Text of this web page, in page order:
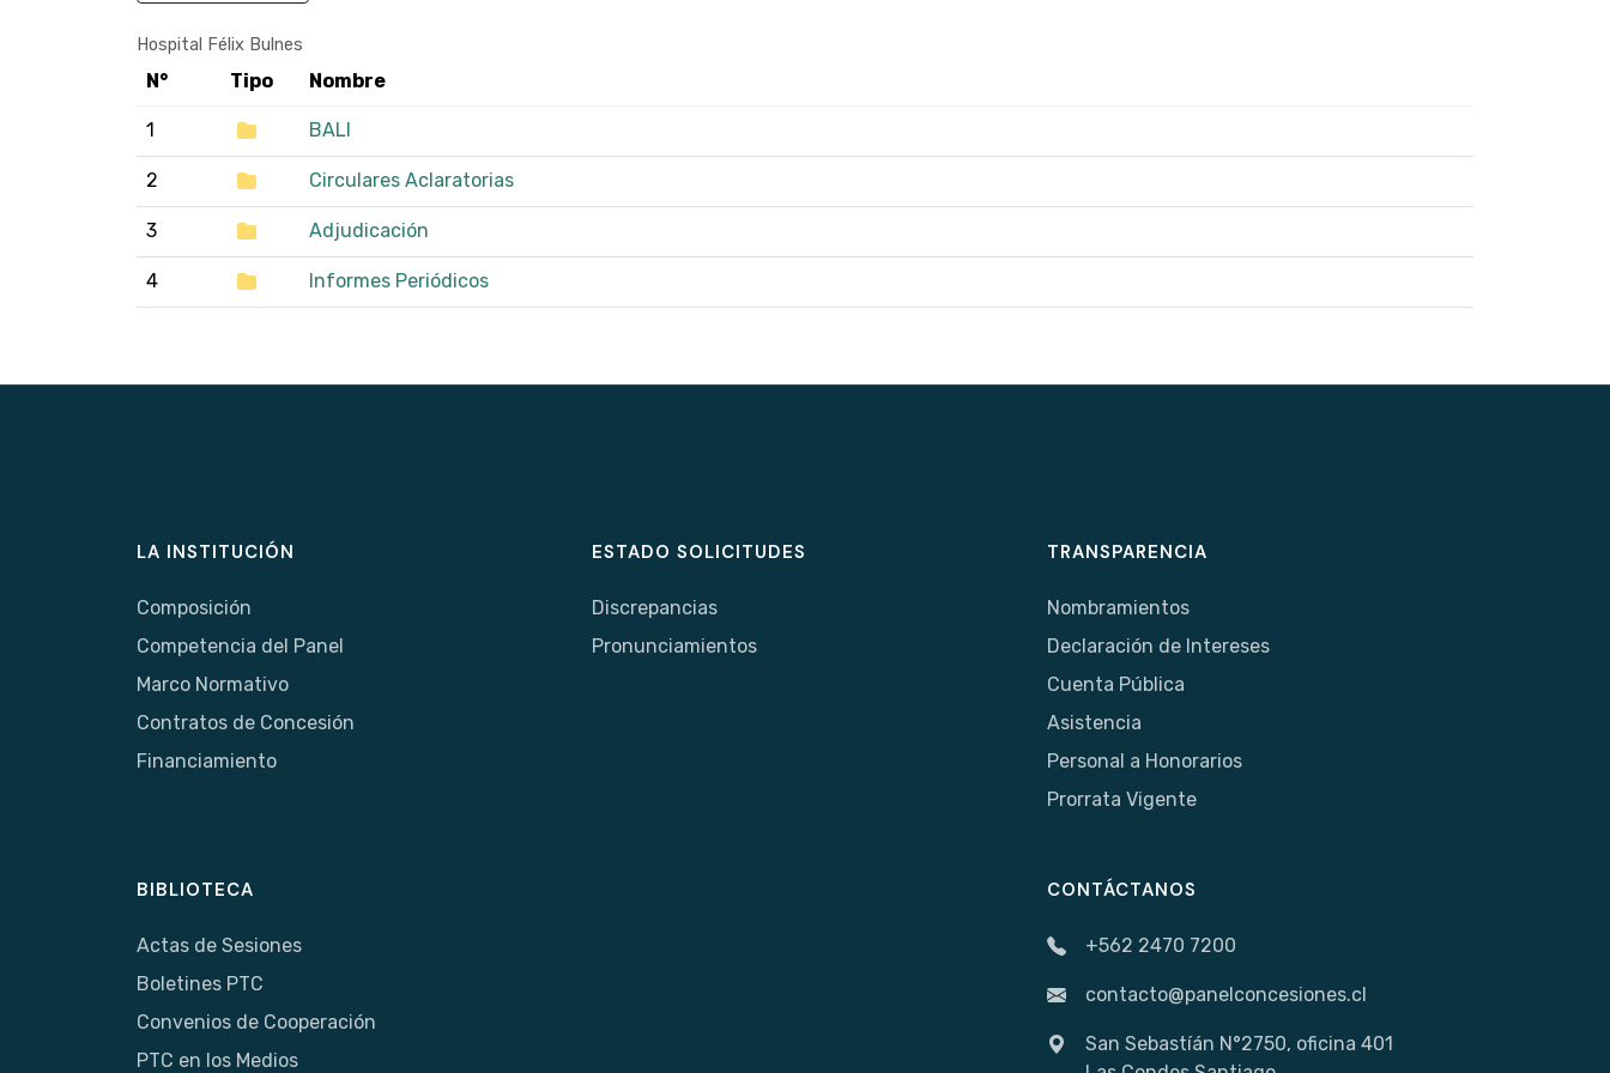
Hospital Félix Bulnes
N° Tipo Nombre
1 BALI
2 Circulares Aclaratorias
3 Adjudicación
4 Informes Periódicos
LA INSTITUCIÓN
Composición
Competencia del Panel
Marco Normativo
Contratos de Concesión
Financiamiento
ESTADO SOLICITUDES
Discrepancias
Pronunciamientos
TRANSPARENCIA
Nombramientos
Declaración de Intereses
Cuenta Pública
Asistencia
Personal a Honorarios
Prorrata Vigente
BIBLIOTECA
Actas de Sesiones
Boletines PTC
Convenios de Cooperación
PTC en los Medios
CONTÁCTANOS
+562 2470 7200
contacto@panelconcesiones.cl
San Sebastíán N°2750, oficina 401